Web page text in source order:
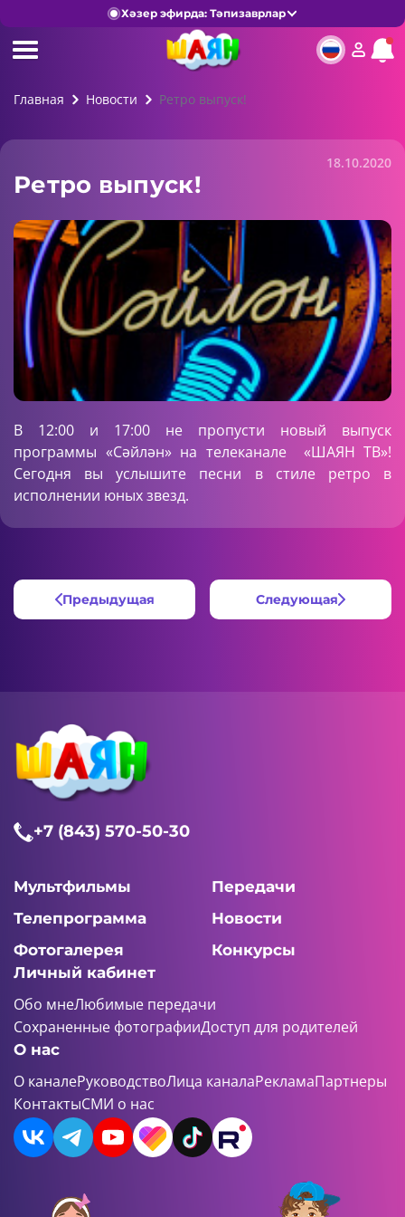
Хәзер эфирда: Тәпизаврлар
Главная Новости Ретро выпуск!
18.10.2020
Ретро выпуск!
В 12:00 и 17:00 не пропусти новый выпуск
программы «Сәйлән» на телеканале «ШАЯН ТВ»!
Сегодня вы услышите песни в стиле ретро в
исполнении юных звезд.
Предыдущая Следующая
+7 (843) 570-50-30
Мультфильмы
Передачи
Телепрограмма
Новости
Фотогалерея
Конкурсы
Личный кабинет
Обо мнеЛюбимые передачи
Сохраненные фотографииДоступ для родителей
О нас
О каналеРуководствоЛица каналаРекламаПартнеры
КонтактыСМИ о нас